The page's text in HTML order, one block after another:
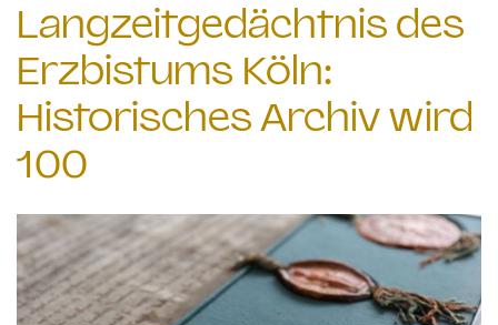
Langzeitgedächtnis des
Erzbistums Köln:
Historisches Archiv wird
100